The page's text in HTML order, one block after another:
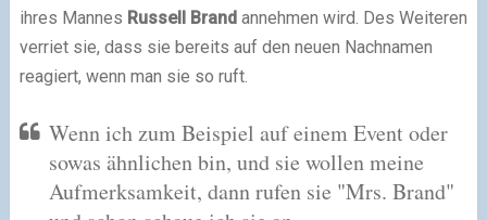
ihres Mannes Russell Brand annehmen wird. Des Weiteren
verriet sie, dass sie bereits auf den neuen Nachnamen
reagiert, wenn man sie so ruft.
Wenn ich zum Beispiel auf einem Event oder
sowas ähnlichen bin, und sie wollen meine
Aufmerksamkeit, dann rufen sie "Mrs. Brand"